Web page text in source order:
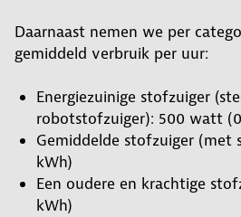
Daarnaast nemen we per
gemiddeld verbruik per uur:
Energiezuinige stofzuiger
robotstofzuiger): 500 watt
Gemiddelde stofzuiger (met
kWh)
Een oudere en krachtige
kWh)